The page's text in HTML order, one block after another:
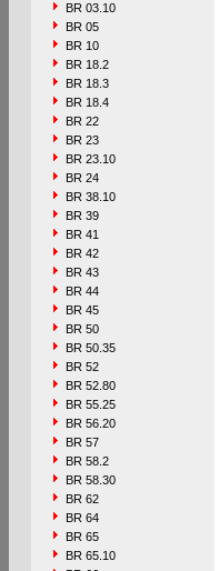
BR 03.10
BR 05
BR 10
BR 18.2
BR 18.3
BR 18.4
BR 22
BR 23
BR 23.10
BR 24
BR 38.10
BR 39
BR 41
BR 42
BR 43
BR 44
BR 45
BR 50
BR 50.35
BR 52
BR 52.80
BR 55.25
BR 56.20
BR 57
BR 58.2
BR 58.30
BR 62
BR 64
BR 65
BR 65.10